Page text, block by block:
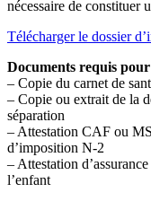
nécessaire de constituer
Télécharger le dossier
Documents requis
– Copie du carnet de
– Copie ou extrait de la
séparation
– Attestation CAF ou
d’imposition N-2
– Attestation
l’enfant